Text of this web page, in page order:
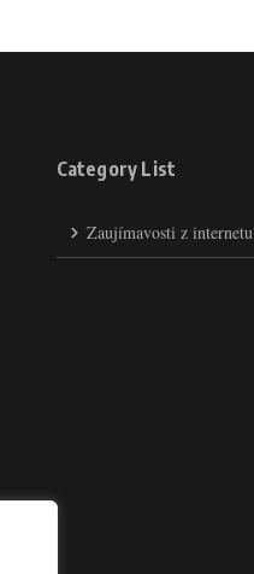
Category List
Zaujímavosti z internetu